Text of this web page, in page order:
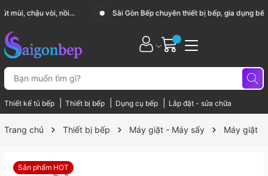
Sài Gòn Bếp chuyên thiết bị bếp, gia dụng bếp cao cấp
Thiết kế tủ bếp Thiết bị bếp Dụng cụ bếp Lắp đặt - sửa chữa
Trang chủ Thiết bị bếp Máy giặt - Máy sấy Máy giặt
Sản phẩm HOT